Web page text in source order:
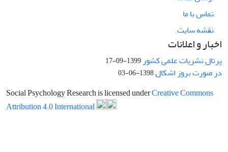
تماس با ما
نقشه سایت
اخبار و اعلانات
پرتال نشریات علمی کشور 1399-09-17
در صورت بروز اشکال1398-06-03
Social Psychology Research is licensed underCreative Commons
Attribution 4.0 International